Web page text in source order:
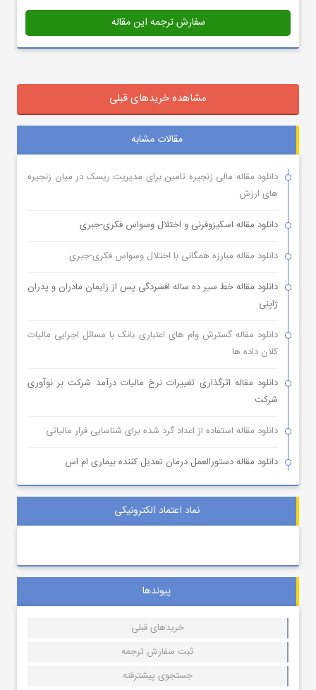
سفارش ترجمه این مقاله
مشاهده خریدهای قبلی
مقالات مشابه
دانلود مقاله مالی زنجیره تامین برای مدیریت ریسک در میان زنجیره
های ارزش
دانلود مقاله اسکیزوفرنی و اختلال وسواس فکری-جبری
دانلود مقاله مبارزه همگانی با اختلال وسواس فکری-جبری
دانلود مقاله خط سیر ده ساله افسردگی پس از زایمان مادران و پدران
ژاپنی
دانلود مقاله گسترش وام های اعتباری بانک با مسائل اجرایی مالیات
کلان داده ها
دانلود مقاله اثرگذاری تغییرات نرخ مالیات درآمد شرکت بر نوآوری
شرکت
دانلود مقاله استفاده از اعداد گرد شده برای شناسایی فرار مالیاتی
دانلود مقاله دستورالعمل درمان تعدیل کننده بیماری ام اس
نماد اعتماد الکترونیکی
پیوندها
خریدهای قبلی
ثبت سفارش ترجمه
جستجوی پیشترفته